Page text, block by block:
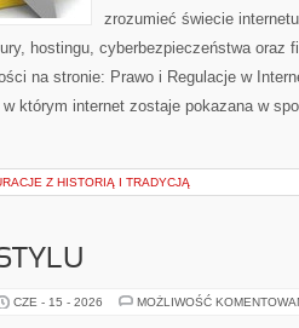
zrozumieć świecie
hostingu, cyberbezpieczeństwa oraz
na stronie: Prawo i Regulacje w
którym internet zostaje pokazana w
Z HISTORIĄ I TRADYCJĄ
CZE - 15 - 2026 MOŻLIWOŚĆ